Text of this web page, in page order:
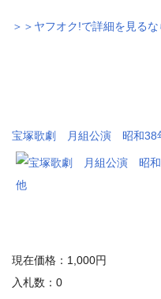
＞＞ヤフオク!で詳細を見るな
宝塚歌劇 月組公演 昭和
現在価格：1,000円
入札数：0